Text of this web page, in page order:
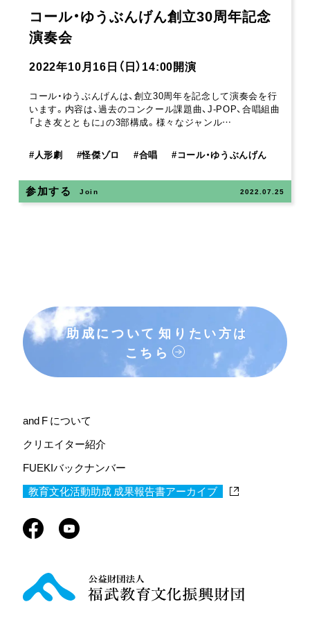
コール・ゆうぶんげん創立30周年記念
演奏会
2022年10月16日（日）14:00開演
コール・ゆうぶんげんは、創立30周年を記念して演奏会を行
います。内容は、過去のコンクール課題曲、J-POP、合唱組曲
「よき友とともに」の3部構成。様々なジャンル…
#人形劇 #怪傑ゾロ #合唱 #コール・ゆうぶんげん
参加する Join 2022.07.25
助成について 知りたい方は
こちら
and F について
クリエイター紹介
FUEKIバックナンバー
教育文化活動助成 成果報告書アーカイブ